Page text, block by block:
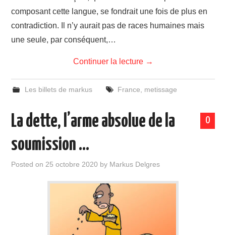
composant cette langue, se fondrait une fois de plus en
contradiction. Il n’y aurait pas de races humaines mais
une seule, par conséquent,…
Continuer la lecture →
Les billets de markus France metissage
0
La dette, l’arme absolue de la
soumission …
Posted on 25 octobre 2020 by Markus Delgres